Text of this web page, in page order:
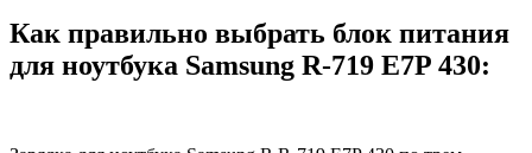
Как правильно выбрать блок питания
для ноутбука Samsung R-719 E7P 430: